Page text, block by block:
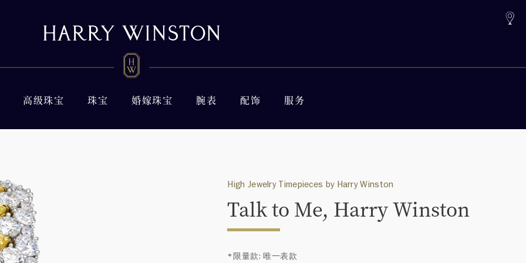
高级珠宝 珠宝 婚嫁珠宝 腕表 配饰 服务
High Jewelry Timepieces by Harry Winston
Talk to Me, Harry Winston
*限量款: 唯一表款